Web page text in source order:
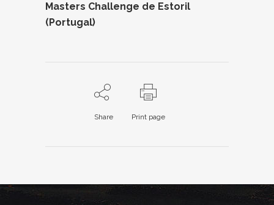
Masters Challenge de Estoril
(Portugal)
Share Print page